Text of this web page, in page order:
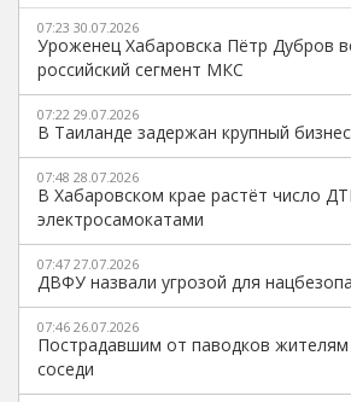
07:23 30.07.2026
Уроженец Хабаровска Пётр Дубров
российский сегмент МКС
07:22 29.07.2026
В Таиланде задержан крупный
07:48 28.07.2026
В Хабаровском крае растёт число
электросамокатами
07:47 27.07.2026
ДВФУ назвали угрозой для
07:46 26.07.2026
Пострадавшим от паводков
соседи